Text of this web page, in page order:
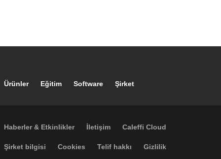
Footer main navigation
Ürünler Eğitim Software Şirket
Footer secondary navigation
Haberler & Etkinlikler İletişim Caleffi Cloud
Footer menu
Şirket bilgisi Cookies Telif hakkı Gizlilik